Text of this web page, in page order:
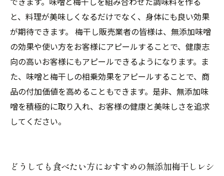
と、料理が美味しくなるだけでなく、身体にも良い効果
が期待できます。 梅干し販売業者の皆様は、無添加味噌
の効果や使い方をお客様にアピールすることで、健康志
向の高いお客様にもアピールできるようになります。ま
た、味噌と梅干しの相乗効果をアピールすることで、商
品の付加価値を高めることもできます。是非、無添加味
噌を積極的に取り入れ、お客様の健康と美味しさを追求
してください。
どうしても食べたい方におすすめの無添加梅干しレシ